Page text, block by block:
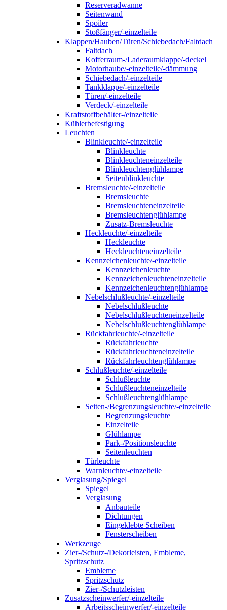
Reserveradwanne
Seitenwand
Spoiler
Stoßfänger/-einzelteile
Klappen/Hauben/Türen/Schiebedach/Faltdach
Faltdach
Kofferraum-/Laderaumklappe/-deckel
Motorhaube/-einzelteile/-dämmung
Schiebedach/-einzelteile
Tankklappe/-einzelteile
Türen/-einzelteile
Verdeck/-einzelteile
Kraftstoffbehälter-/einzelteile
Kühlerbefestigung
Leuchten
Blinkleuchte/-einzelteile
Blinkleuchte
Blinkleuchteneinzelteile
Blinkleuchtenglühlampe
Seitenblinkleuchte
Bremsleuchte/-einzelteile
Bremsleuchte
Bremsleuchteneinzelteile
Bremsleuchtenglühlampe
Zusatz-Bremsleuchte
Heckleuchte/-einzelteile
Heckleuchte
Heckleuchteneinzelteile
Kennzeichenleuchte/-einzelteile
Kennzeichenleuchte
Kennzeichenleuchteneinzelteile
Kennzeichenleuchtenglühlampe
Nebelschlußleuchte/-einzelteile
Nebelschlußleuchte
Nebelschlußleuchteneinzelteile
Nebelschlußleuchtenglühlampe
Rückfahrleuchte/-einzelteile
Rückfahrleuchte
Rückfahrleuchteneinzelteile
Rückfahrleuchtenglühlampe
Schlußleuchte/-einzelteile
Schlußleuchte
Schlußleuchteneinzelteile
Schlußleuchtenglühlampe
Seiten-/Begrenzungsleuchte/-einzelteile
Begrenzungsleuchte
Einzelteile
Glühlampe
Park-/Positionsleuchte
Seitenleuchten
Türleuchte
Warnleuchte/-einzelteile
Verglasung/Spiegel
Spiegel
Verglasung
Anbauteile
Dichtungen
Eingeklebte Scheiben
Fensterscheiben
Werkzeuge
Zier-/Schutz-/Dekorleisten, Embleme,
Spritzschutz
Embleme
Spritzschutz
Zier-/Schutzleisten
Zusatzscheinwerfer/-einzelteile
Arbeitsscheinwerfer/-einzelteile